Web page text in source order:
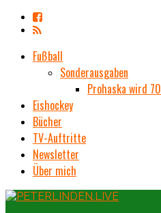
Fußball
Sonderausgaben
Prohaska wird 70
Eishockey
Bücher
TV-Auftritte
Newsletter
Über mich